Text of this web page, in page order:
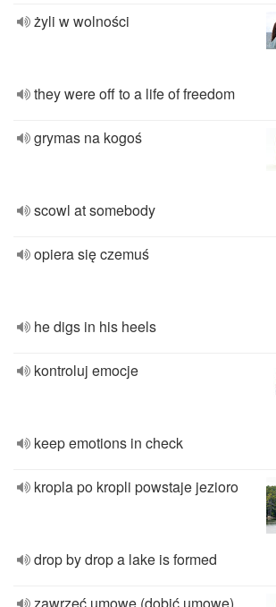
żyli w wolności
they were off to a life of freedom
grymas na kogoś
scowl at somebody
opiera się czemuś
he digs in his heels
kontroluj emocje
keep emotions in check
kropla po kropli powstaje jezioro
drop by drop a lake is formed